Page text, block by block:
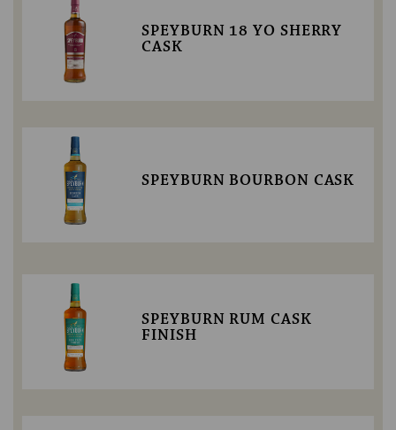
SPEYBURN 18 YO SHERRY
CASK
SPEYBURN BOURBON CASK
SPEYBURN RUM CASK
FINISH